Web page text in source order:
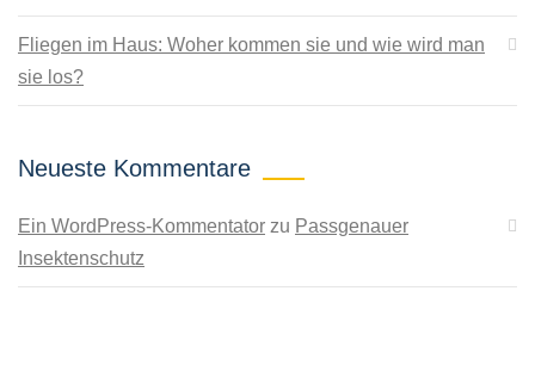
Fliegen im Haus: Woher kommen sie und wie wird man
sie los?
Neueste Kommentare
Ein WordPress-Kommentator zu Passgenauer
Insektenschutz